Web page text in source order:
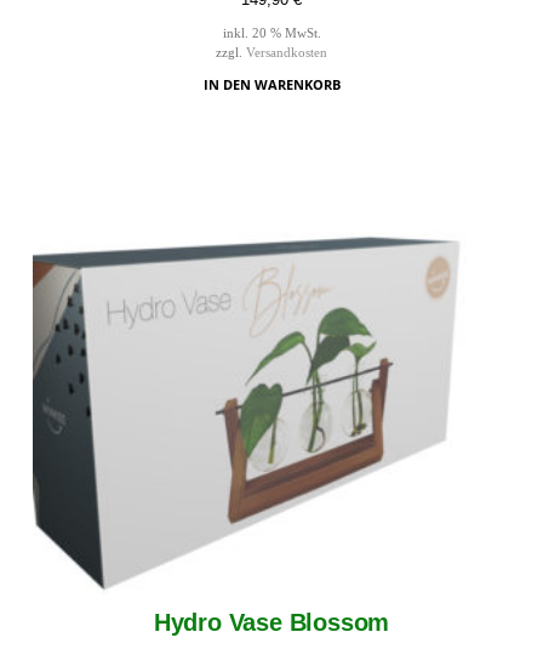
inkl. 20 % MwSt.
zzgl. Versandkosten
IN DEN WARENKORB
Hydro Vase Blossom